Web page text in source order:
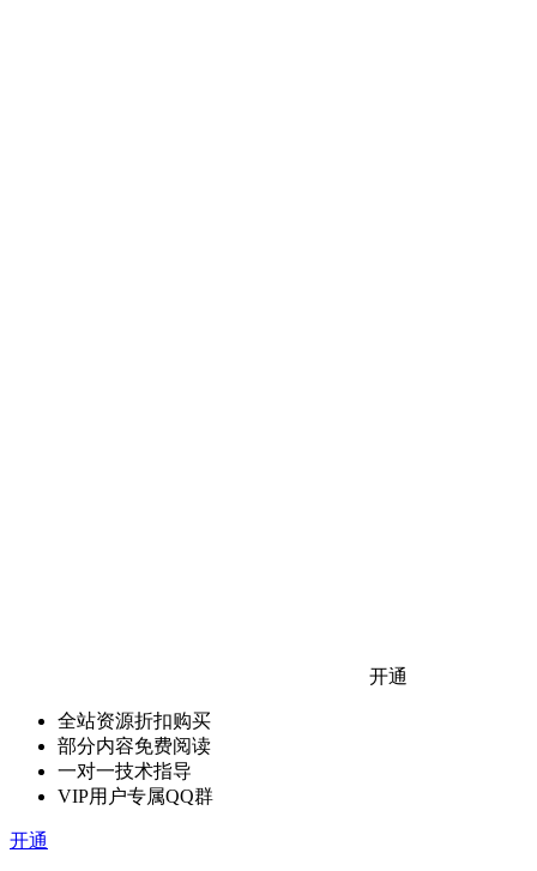
开通
全站资源折扣购买
部分内容免费阅读
一对一技术指导
VIP用户专属QQ群
开通